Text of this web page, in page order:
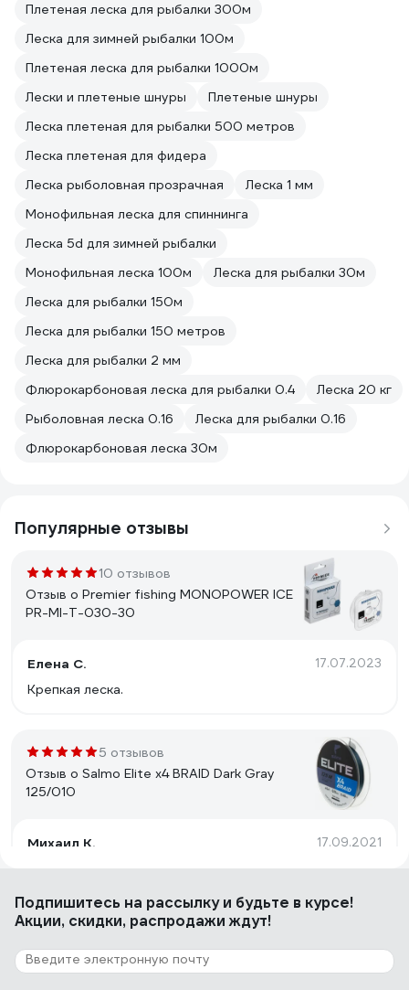
Плетeная леска для рыбалки 300м
Леска для зимней рыбалки 100м
Плетeная леска для рыбалки 1000м
Лески и плетеные шнуры
Плетеные шнуры
Леска плетеная для рыбалки 500 метров
Леска плетеная для фидера
Леска рыболовная прозрачная
Леска 1 мм
Монофильная леска для спиннинга
Леска 5d для зимней рыбалки
Монофильная леска 100м
Леска для рыбалки 30м
Леска для рыбалки 150м
Леска для рыбалки 150 метров
Леска для рыбалки 2 мм
Флюрокарбоновая леска для рыбалки 0.4
Леска 20 кг
Рыболовная леска 0.16
Леска для рыбалки 0.16
Флюрокарбоновая леска 30м
Популярные отзывы
10 отзывов
Отзыв о Premier fishing MONOPOWER ICE
PR-MI-T-030-30
Елена С. 17.07.2023
Крепкая леска.
5 отзывов
Отзыв о Salmo Elite х4 BRAID Dark Gray
125/010
Михаил К. 17.09.2021
Качество.
20 отзывов
Отзыв о Lucky John Vanrex х8 BRAID Fluo
Green 125/012
Подпишитесь на рассылкуи будьте в курсе!
Акции, скидки, распродажи ждут!